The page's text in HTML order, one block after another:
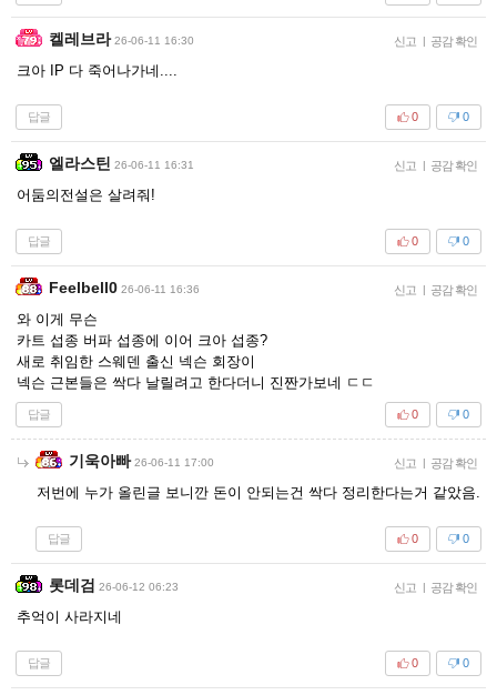
켈레브라 26-06-11 16:30 신고 | 공감 확인
크아 IP 다 죽어나가네....
답글 0
0
엘라스틴 26-06-11 16:31 신고 | 공감 확인
어둠의전설은 살려줘!
답글 0
0
Feelbell0 26-06-11 16:36 신고 | 공감 확인
와 이게 무슨
카트 섭종 버파 섭종에 이어 크아 섭종?
새로 취임한 스웨덴 출신 넥슨 회장이
넥슨 근본들은 싹다 날릴려고 한다더니 진짠가보네 ㄷㄷ
답글 0
0
기욱아빠 26-06-11 17:00 신고 | 공감 확인
저번에 누가 올린글 보니깐 돈이 안되는건 싹다 정리한다는거 같았음.
답글 0
0
롯데검 26-06-12 06:23 신고 | 공감 확인
추억이 사라지네
답글 0
0